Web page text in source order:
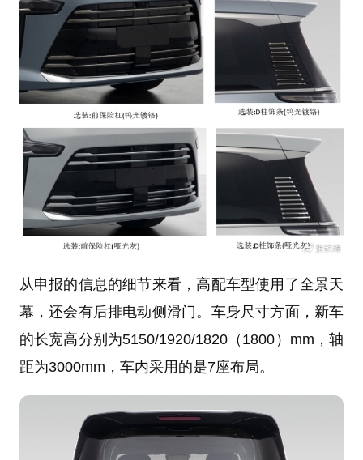
从申报的信息的细节来看，高配车型使用了全景天
幕，还会有后排电动侧滑门。车身尺寸方面，新车
的长宽高分别为5150/1920/1820（1800）mm，轴
距为3000mm，车内采用的是7座布局。